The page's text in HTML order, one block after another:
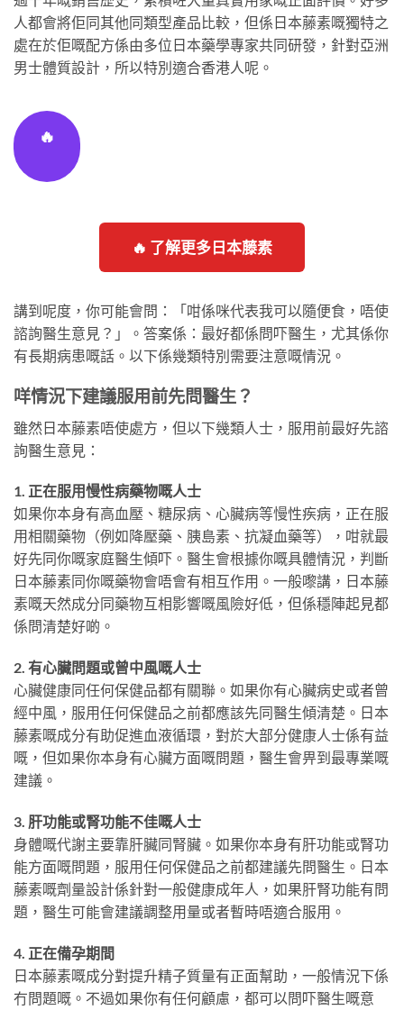
人都會將佢同其他同類型產品比較，但係日本藤素嘅獨特之
處在於佢嘅配方係由多位日本藥學專家共同研發，針對亞洲
男士體質設計，所以特別適合香港人呢。
🔥
🔥 了解更多日本藤素
講到呢度，你可能會問：「咁係咪代表我可以隨便食，唔使
諮詢醫生意見？」。答案係：最好都係問吓醫生，尤其係你
有長期病患嘅話。以下係幾類特別需要注意嘅情況。
咩情況下建議服用前先問醫生？
雖然日本藤素唔使處方，但以下幾類人士，服用前最好先諮
詢醫生意見：
1. 正在服用慢性病藥物嘅人士
如果你本身有高血壓、糖尿病、心臟病等慢性疾病，正在服
用相關藥物（例如降壓藥、胰島素、抗凝血藥等），咁就最
好先同你嘅家庭醫生傾吓。醫生會根據你嘅具體情況，判斷
日本藤素同你嘅藥物會唔會有相互作用。一般嚟講，日本藤
素嘅天然成分同藥物互相影響嘅風險好低，但係穩陣起見都
係問清楚好啲。
2. 有心臟問題或曾中風嘅人士
心臟健康同任何保健品都有關聯。如果你有心臟病史或者曾
經中風，服用任何保健品之前都應該先同醫生傾清楚。日本
藤素嘅成分有助促進血液循環，對於大部分健康人士係有益
嘅，但如果你本身有心臟方面嘅問題，醫生會畀到最專業嘅
建議。
3. 肝功能或腎功能不佳嘅人士
身體嘅代謝主要靠肝臟同腎臟。如果你本身有肝功能或腎功
能方面嘅問題，服用任何保健品之前都建議先問醫生。日本
藤素嘅劑量設計係針對一般健康成年人，如果肝腎功能有問
題，醫生可能會建議調整用量或者暫時唔適合服用。
4. 正在備孕期間
日本藤素嘅成分對提升精子質量有正面幫助，一般情況下係
冇問題嘅。不過如果你有任何顧慮，都可以問吓醫生嘅意